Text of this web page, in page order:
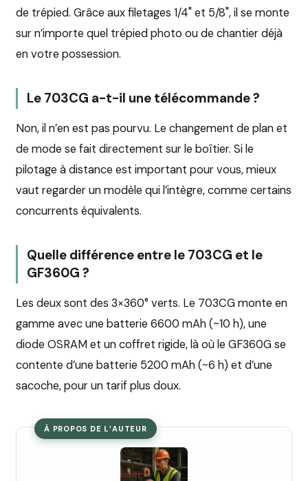
de trépied. Grâce aux filetages 1/4" et 5/8", il se monte
sur n’importe quel trépied photo ou de chantier déjà
en votre possession.
Le 703CG a-t-il une télécommande ?
Non, il n’en est pas pourvu. Le changement de plan et
de mode se fait directement sur le boîtier. Si le
pilotage à distance est important pour vous, mieux
vaut regarder un modèle qui l’intègre, comme certains
concurrents équivalents.
Quelle différence entre le 703CG et le
GF360G ?
Les deux sont des 3×360° verts. Le 703CG monte en
gamme avec une batterie 6600 mAh (~10 h), une
diode OSRAM et un coffret rigide, là où le GF360G se
contente d’une batterie 5200 mAh (~6 h) et d’une
sacoche, pour un tarif plus doux.
À PROPOS DE L’AUTEUR